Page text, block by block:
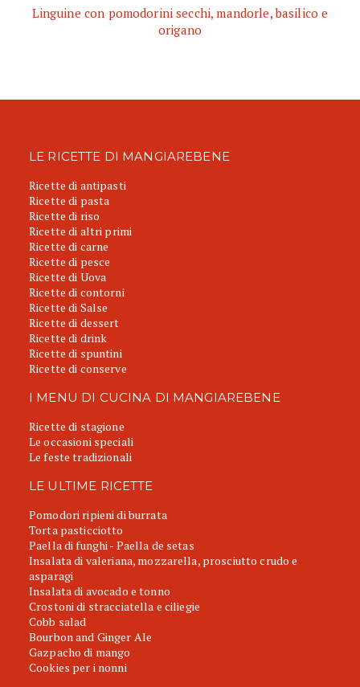
Linguine con pomodorini secchi, mandorle, basilico e
origano
LE RICETTE DI MANGIAREBENE
Ricette di antipasti
Ricette di pasta
Ricette di riso
Ricette di altri primi
Ricette di carne
Ricette di pesce
Ricette di Uova
Ricette di contorni
Ricette di Salse
Ricette di dessert
Ricette di drink
Ricette di spuntini
Ricette di conserve
I MENU DI CUCINA DI MANGIAREBENE
Ricette di stagione
Le occasioni speciali
Le feste tradizionali
LE ULTIME RICETTE
Pomodori ripieni di burrata
Torta pasticciotto
Paella di funghi - Paella de setas
Insalata di valeriana, mozzarella, prosciutto crudo e
asparagi
Insalata di avocado e tonno
Crostoni di stracciatella e ciliegie
Cobb salad
Bourbon and Ginger Ale
Gazpacho di mango
Cookies per i nonni